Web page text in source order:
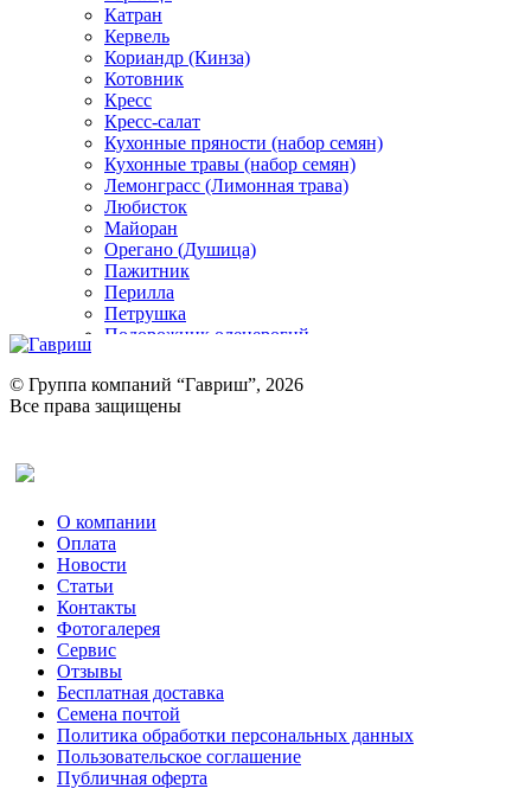
Катран
Кервель
Кориандр (Кинза)
Котовник
Кресс
Кресс-салат
Кухонные пряности (набор семян)
Кухонные травы (набор семян)
Лемонграсс (Лимонная трава)
Любисток
Майоран
Орегано (Душица)
Пажитник
Перилла
Петрушка
Подорожник оленерогий
Ревень
Рукола
Рута
Тмин
Трава для чая
Туласи
Укроп
Фенхель пряный
Хризантема овощная
Цикорий пряный
Цикорий салатный (Витлуф)
Черемша
Шпинат
Щавель
Эндивий
Эстрагон
© Группа компаний “Гавриш”, 2026
Все права защищены
О компании
Оплата
Новости
Статьи
Контакты
Фотогалерея​
Сервис
Отзывы
Бесплатная доставка
Семена почтой
Политика обработки персональных данных
Пользовательское соглашение
Публичная оферта